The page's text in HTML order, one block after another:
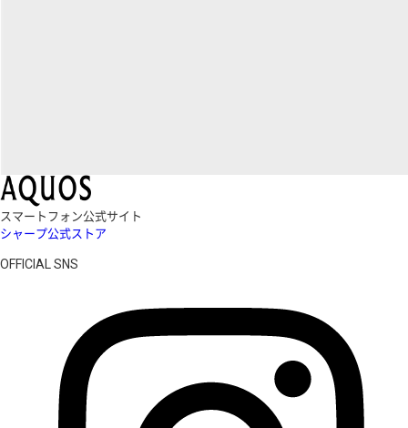
スマートフォン公式サイト
シャープ公式ストア
OFFICIAL SNS